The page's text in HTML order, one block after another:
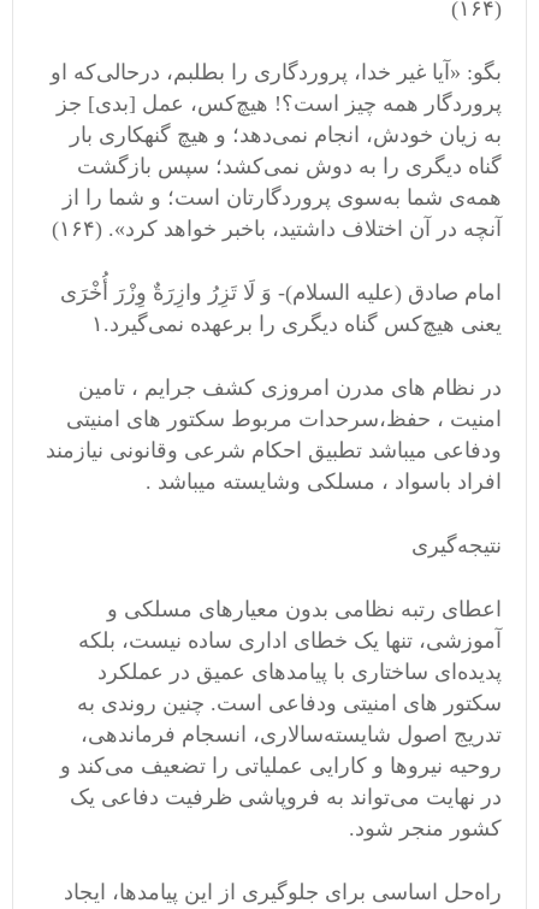
(۱۶۴)
بگو: «آيا غير خدا، پروردگاری را بطلبم، در‌حالی‌كه او
پروردگار همه چيز است؟! هيچ‌‌كس، عمل [بدی] جز
به زيان خودش، انجام نمی‌دهد؛ و هيچ گنهكاری بار
گناه ديگری را به دوش نمی‌كشد؛ سپس بازگشت
همه‌ی شما به‌سوی پروردگارتان است؛ و شما را از
آنچه در آن اختلاف داشتيد، باخبر خواهد كرد». (۱۶۴)
امام صادق (علیه السلام)- وَ لَا تَزِرُ وازِرَةٌ وِزْرَ أُخْرَی
یعنی هیچ‌کس گناه دیگری را برعهده نمی‌گیرد.‌۱
در نظام های مدرن امروزی کشف جرایم ، تامین
امنیت ، حفظ،سرحدات مربوط سکتور های امنیتی
ودفاعی میباشد تطبیق احکام شرعی وقانونی نیازمند
افراد باسواد ، مسلکی وشایسته میباشد .
نتیجه‌گیری
اعطای رتبه نظامی بدون معیارهای مسلکی و
آموزشی، تنها یک خطای اداری ساده نیست، بلکه
پدیده‌ای ساختاری با پیامدهای عمیق در عملکرد
سکتور های امنیتی ودفاعی است. چنین روندی به
تدریج اصول شایسته‌سالاری، انسجام فرماندهی،
روحیه نیروها و کارایی عملیاتی را تضعیف می‌کند و
در نهایت می‌تواند به فروپاشی ظرفیت دفاعی یک
کشور منجر شود.
راه‌حل اساسی برای جلوگیری از این پیامدها، ایجاد